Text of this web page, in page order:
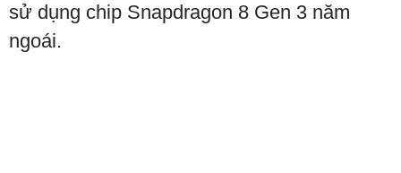
sử dụng chip Snapdragon 8 Gen 3 năm
ngoái.